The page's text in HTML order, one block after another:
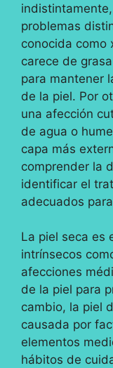
problemas
conocida como
carece de
para mantener
de la piel. Por
una afección
de agua o
capa más
comprender la
identificar el
adecuados
La piel seca es
intrínsecos
afecciones
de la piel para
cambio, la piel
causada por
elementos
hábitos de